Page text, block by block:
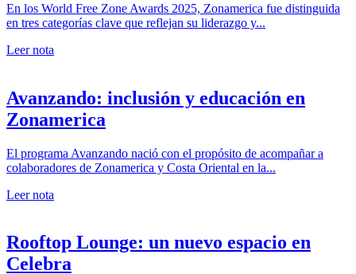
En los World Free Zone Awards 2025, Zonamerica fue distinguida
en tres categorías clave que reflejan su liderazgo y...
Leer nota
Avanzando: inclusión y educación en
Zonamerica
El programa Avanzando nació con el propósito de acompañar a
colaboradores de Zonamerica y Costa Oriental en la...
Leer nota
Rooftop Lounge: un nuevo espacio en
Celebra